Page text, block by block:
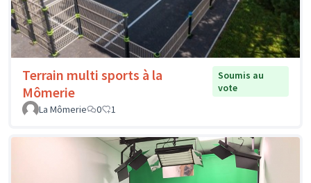
Terrain multi sports à la
Mômerie
Soumis au
vote
La Mômerie
0 1